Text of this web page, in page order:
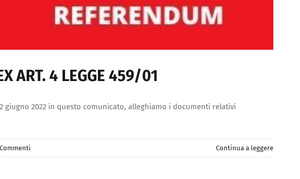
ART. 4 LEGGE 459/01
giugno 2022 in questo comunicato, alleghiamo i documenti relativi
Continua a leggere